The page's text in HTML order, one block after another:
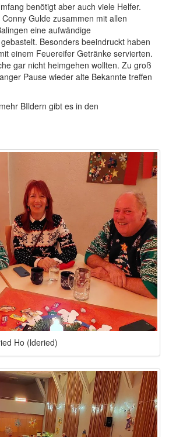
benötigt aber auch viele Helfer.
Gulde zusammen mit allen
eine aufwändige
Besonders beeindruckt haben
einem Feuereifer Getränke servierten.
gar nicht heimgehen wollten. Zu groß
Pause wieder alte Bekannte treffen
BIldern gibt es in den
Ho (lderied)